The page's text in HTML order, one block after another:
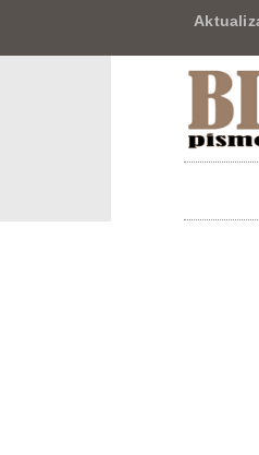
Aktualizacja